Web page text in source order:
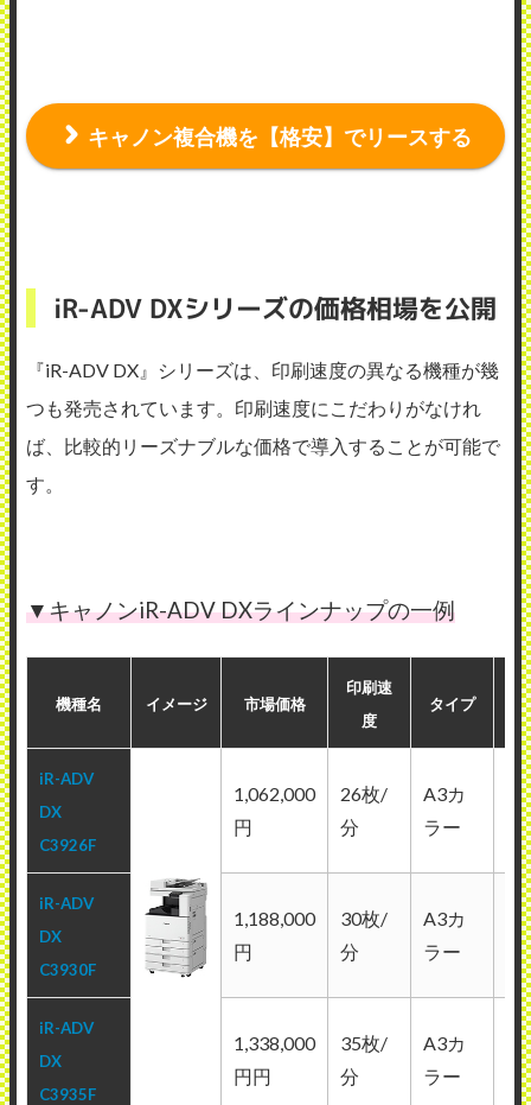
キャノン複合機を【格安】でリースする
iR-ADV DXシリーズの価格相場を公開
『iR-ADV DX』シリーズは、印刷速度の異なる機種が幾
つも発売されています。印刷速度にこだわりがなけれ
ば、比較的リーズナブルな価格で導入することが可能で
す。
▼キャノンiR-ADV DXラインナップの一例
機種名 イメージ 市場価格
印刷速
度
タイプ
iR-ADV
DX
C3926F
1,062,000
円
26枚/
分
A3カ
ラー
iR-ADV
DX
C3930F
1,188,000
円
30枚/
分
A3カ
ラー
iR-ADV
DX
C3935F
1,338,000
円円
35枚/
分
A3カ
ラー